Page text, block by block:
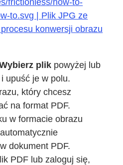
to.svg | Plik JPG ze
konwersji obrazu
plik powyżej lub
upuść je w polu.
który chcesz
na format PDF.
w formacie obrazu
dokument PDF.
PDF lub zaloguj się,